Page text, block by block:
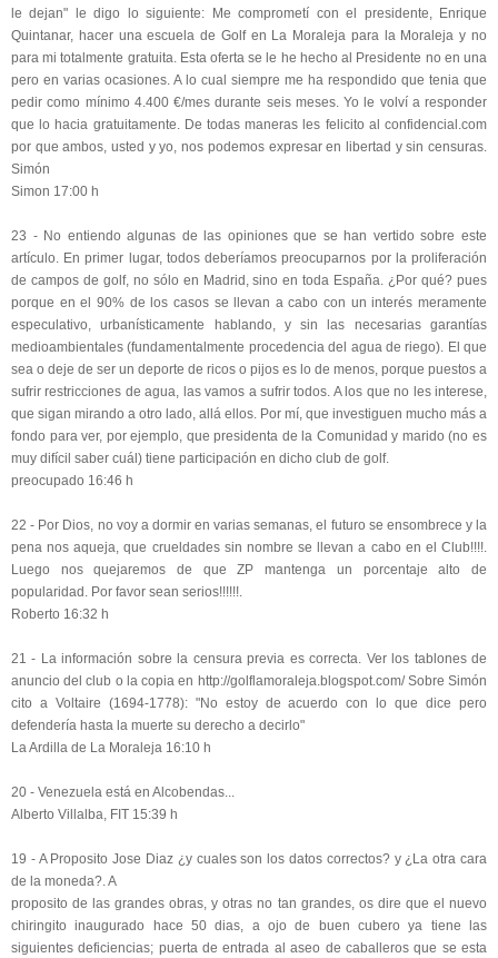
le dejan" le digo lo siguiente: Me comprometí con el presidente, Enrique
Quintanar, hacer una escuela de Golf en La Moraleja para la Moraleja y no
para mi totalmente gratuita. Esta oferta se le he hecho al Presidente no en una
pero en varias ocasiones. A lo cual siempre me ha respondido que tenia que
pedir como mínimo 4.400 €/mes durante seis meses. Yo le volví a responder
que lo hacia gratuitamente. De todas maneras les felicito al confidencial.com
por que ambos, usted y yo, nos podemos expresar en libertad y sin censuras.
Simón
Simon 17:00 h
23 - No entiendo algunas de las opiniones que se han vertido sobre este
artículo. En primer lugar, todos deberíamos preocuparnos por la proliferación
de campos de golf, no sólo en Madrid, sino en toda España. ¿Por qué? pues
porque en el 90% de los casos se llevan a cabo con un interés meramente
especulativo, urbanísticamente hablando, y sin las necesarias garantías
medioambientales (fundamentalmente procedencia del agua de riego). El que
sea o deje de ser un deporte de ricos o pijos es lo de menos, porque puestos a
sufrir restricciones de agua, las vamos a sufrir todos. A los que no les interese,
que sigan mirando a otro lado, allá ellos. Por mí, que investiguen mucho más a
fondo para ver, por ejemplo, que presidenta de la Comunidad y marido (no es
muy difícil saber cuál) tiene participación en dicho club de golf.
preocupado 16:46 h
22 - Por Dios, no voy a dormir en varias semanas, el futuro se ensombrece y la
pena nos aqueja, que crueldades sin nombre se llevan a cabo en el Club!!!!.
Luego nos quejaremos de que ZP mantenga un porcentaje alto de
popularidad. Por favor sean serios!!!!!!.
Roberto 16:32 h
21 - La información sobre la censura previa es correcta. Ver los tablones de
anuncio del club o la copia en http://golflamoraleja.blogspot.com/ Sobre Simón
cito a Voltaire (1694-1778): "No estoy de acuerdo con lo que dice pero
defendería hasta la muerte su derecho a decirlo"
La Ardilla de La Moraleja 16:10 h
20 - Venezuela está en Alcobendas...
Alberto Villalba, FIT 15:39 h
19 - A Proposito Jose Diaz ¿y cuales son los datos correctos? y ¿La otra cara
de la moneda?. A
proposito de las grandes obras, y otras no tan grandes, os dire que el nuevo
chiringito inaugurado hace 50 dias, a ojo de buen cubero ya tiene las
siguientes deficiencias; puerta de entrada al aseo de caballeros que se esta